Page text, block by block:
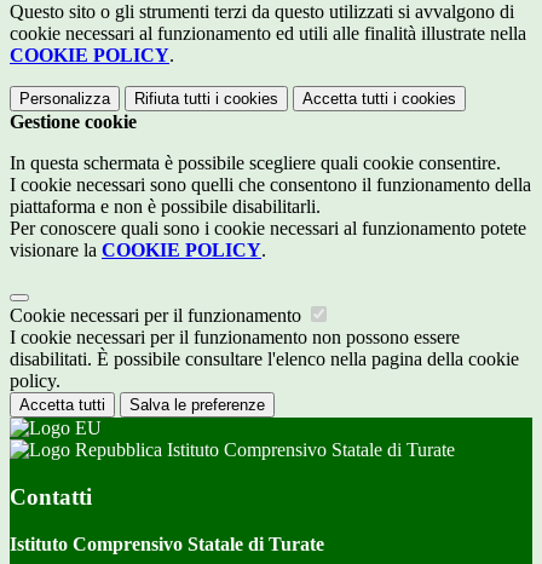
Questo sito o gli strumenti terzi da questo utilizzati si avvalgono di
cookie necessari al funzionamento ed utili alle finalità illustrate nella
COOKIE POLICY.
Personalizza Rifiuta tutti i cookies Accetta tutti i cookies
Gestione cookie
In questa schermata è possibile scegliere quali cookie consentire.
I cookie necessari sono quelli che consentono il funzionamento della
piattaforma e non è possibile disabilitarli.
Per conoscere quali sono i cookie necessari al funzionamento potete
visionare la COOKIE POLICY.
Cookie necessari per il funzionamento
I cookie necessari per il funzionamento non possono essere
disabilitati. È possibile consultare l'elenco nella pagina della cookie
policy.
Accetta tutti Salva le preferenze
Istituto Comprensivo Statale di Turate
Contatti
Istituto Comprensivo Statale di Turate